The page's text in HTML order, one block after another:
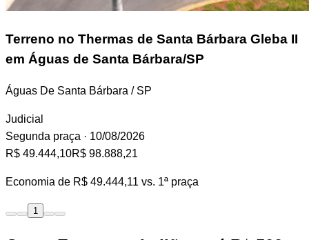
Terreno no Thermas de Santa Bárbara Gleba II
em Águas de Santa Bárbara/SP
Águas De Santa Bárbara / SP
Judicial
Segunda praça · 10/08/2026
R$ 49.444,10R$ 98.888,21
Economia de R$ 49.444,11 vs. 1ª praça
1